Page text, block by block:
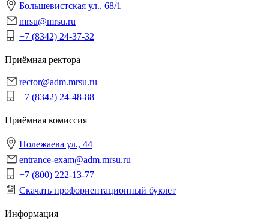
Большевистская ул., 68/1
mrsu@mrsu.ru
+7 (8342) 24-37-32
Приёмная ректора
rector@adm.mrsu.ru
+7 (8342) 24-48-88
Приёмная комиссия
Полежаева ул., 44
entrance-exam@adm.mrsu.ru
+7 (800) 222-13-77
Скачать профориентационный буклет
Информация